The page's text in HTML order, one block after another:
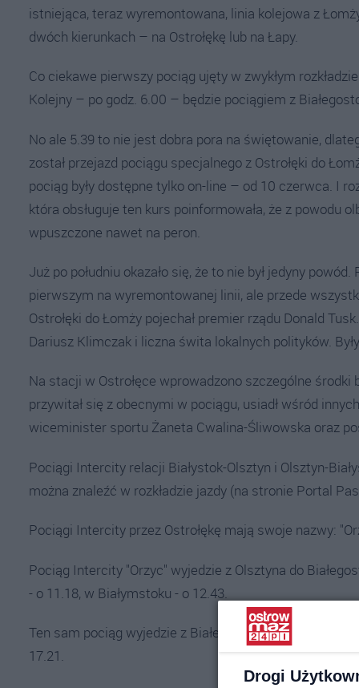
istniejąca, teraz wyremontowana, linia kolejowa z
dwóch kierunkach – na Ostrołękę lub na Łapy.
Co ciekawe pierwszy pociąg ujęty w zwykłym
Kolejny – po godz. 6.00 – będzie pociągiem z
No ale 5.39 to nie jest dobra pora na świętowanie,
został przejazd pociągu specjalnego z Ostrołęki do
pociąg były dostępne tylko on-line – od 10 czerwca. I
która obsługuje ten kurs poinformowała, że z powodu
wpuszczone nawet na peron.
Już po południu okazało się, że to nie był jedyny
pierwszym na wyremontowanej linii, ale przede
Ostrołęki do Łomży pojechał premier rządu Donald
Dariusz Klimczak i liczna świta lokalnych polityków.
Na stacji w Ostrołęce wprowadzono szczególne
przywitał się z obecnymi w pociągu, usiadł wśród
wiceminister sportu Żaneta Cwalina-Śliwowska oraz
Pociągi Intercity relacji Białystok-Olsztyn i Olsztyn-
można znaleźć w rozkładzie jazdy (na stronie Portal
Pociągi Intercity przez Ostrołękę mają swoje nazwy:
Pociąg Intercity "Orzyc" wyjedzie z Olsztyna do
- o 11.18, w Białymstoku - o 12.43.
Ten sam pociąg wyjedzie z Białegostoku o 12.21, w
17.21.
Drogi